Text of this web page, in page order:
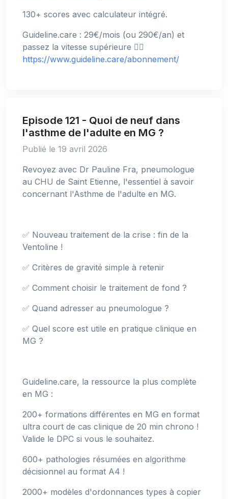
130+ scores avec calculateur intégré.
Guideline.care : 29€/mois (ou 290€/an) et
passez la vitesse supérieure 👉🏻
https://www.guideline.care/abonnement/
Episode 121 - Quoi de neuf dans
l'asthme de l'adulte en MG ?
Publié le 19 avril 2026
Revoyez avec Dr Pauline Fra, pneumologue
au CHU de Saint Etienne, l'essentiel à savoir
concernant l'Asthme de l'adulte en MG.
✅ Nouveau traitement de la crise : fin de la
Ventoline !
✅ Critères de gravité simple à retenir
✅ Comment choisir le traitement de fond ?
✅ Quand adresser au pneumologue ?
✅ Quel score est utile en pratique clinique en
MG ?
Guideline.care, la ressource la plus complète
en MG :
200+ formations différentes en MG en format
ultra court de cas clinique de 20 min chrono !
Valide le DPC si vous le souhaitez.
600+ pathologies résumées en algorithme
décisionnel au format A4 !
2000+ modèles d'ordonnances types à copier